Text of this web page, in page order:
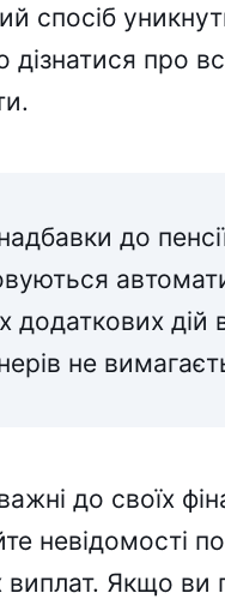
спосіб
дізнатися про
до
додаткових дій
не
до своїх
невідомості
виплат. Якщо ви